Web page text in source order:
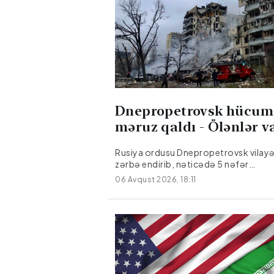
Dnepropetrovsk
məruz qaldı - Ölənlər
Rusiya ordusu Dnepropetrovsk
zərbə endirib, nəticədə 5 nəfər
ölüb.Citypost.az Milli.Az-a istinadən
verir ki, bu barədə Dnepropetrovsk
hərbi administrasiyasının rəhbəri
verib.Hücum nəticəsində üç nəfər
Yaralılar hamısı xəstəxanaya
onlardan birinin vəziyyəti ağırdır.
06 Avqust 2026, 18:11